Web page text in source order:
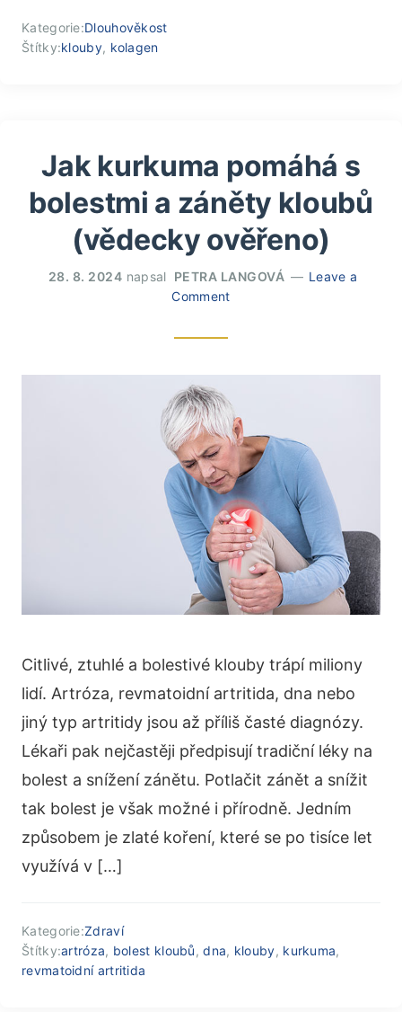
Kategorie:Dlouhověkost
Štítky:klouby, kolagen
Jak kurkuma pomáhá s
bolestmi a záněty kloubů
(vědecky ověřeno)
28. 8. 2024 napsal PETRA LANGOVÁ
Leave a
Comment
Citlivé, ztuhlé a bolestivé klouby trápí miliony
lidí. Artróza, revmatoidní artritida, dna nebo
jiný typ artritidy jsou až příliš časté diagnózy.
Lékaři pak nejčastěji předpisují tradiční léky na
bolest a snížení zánětu. Potlačit zánět a snížit
tak bolest je však možné i přírodně. Jedním
způsobem je zlaté koření, které se po tisíce let
využívá v […]
Kategorie:Zdraví
Štítky:artróza, bolest kloubů,dna, klouby, kurkuma,
revmatoidní artritida